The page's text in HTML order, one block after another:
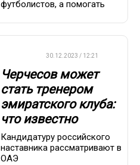
футболистов, а помогать
30.12.2023 / 12:21
Черчесов может
стать тренером
эмиратского клуба:
что известно
Кандидатуру российского
наставника рассматривают в
ОАЭ